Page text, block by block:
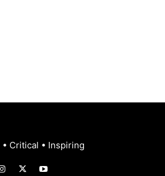
• Critical • Inspiring